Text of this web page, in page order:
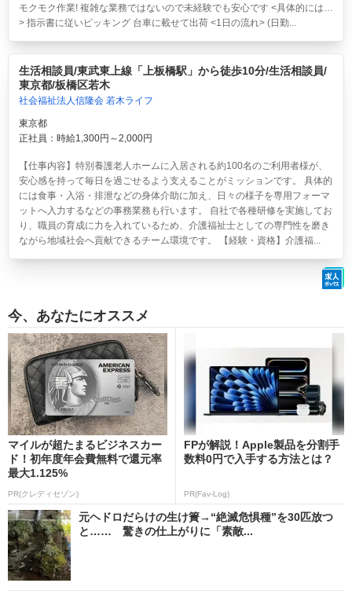
モクモク作業! 複雑な業務ではないので未経験でも安心です <具体的には…
> 指示書に従いピッキング 台車に載せて出荷 <1日の流れ> (日勤...
生活相談員/東武東上線「上板橋駅」から徒歩10分/生活相談員/
東京都/板橋区若木
社会福祉法人信隆会 若木ライフ
東京都
正社員：時給1,300円～2,000円
【仕事内容】特別養護老人ホームに入居される約100名のご利用者様が、
安心感を持って毎日を過ごせるよう支えることがミッションです。 具体的
には食事・入浴・排泄などの身体介助に加え、日々の様子を専用フォーマ
ットへ入力するなどの事務業務も行います。 自社で各種研修を実施してお
り、職員の育成に力を入れているため、介護福祉士としての専門性を磨き
ながら地域社会へ貢献できるチーム環境です。 【経験・資格】介護福...
今、あなたにオススメ
マイルが超たまるビジネスカー
ド！初年度年会費無料で還元率
最大1.125%
PR(クレディセゾン)
FPが解説！Apple製品を分割手
数料0円で入手する方法とは？
PR(Fav-Log)
元ヘドロだらけの生け簀→“絶滅危惧種”を30匹放つ
と…… 驚きの仕上がりに「素敵...